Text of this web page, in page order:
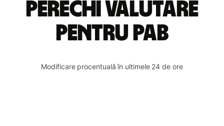
perechi valutare
pentru PAB
Modificare procentuală în ultimele 24 de ore